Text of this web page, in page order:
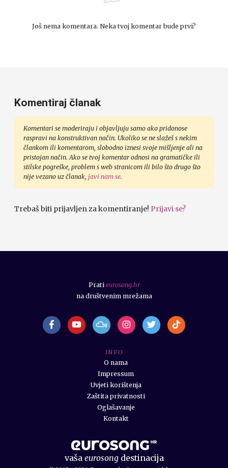
Još nema komentara. Neka tvoj komentar bude prvi?
Komentiraj članak
Komentari se moderiraju i objavljuju samo ako pridonose
raspravi na konstruktivan način. Ukoliko se ne slažeš s nekim
člankom ili komentarom, slobodno iznesi svoje mišljenje ali na
pristojan način. Ako se tvoj komentar odnosi na gramatičke ili
stilske pogreške, problem s web stranicom ili bilo što drugo što
nije vezano uz članak, javi nam se.
Trebaš biti prijavljen za komentiranje! Prijavi se?
vaša eurosongdestinacija
I N F O
O nama
Impressum
Uvjeti korištenja
Zaštita privatnosti
Oglašavanje
Kontakt
Prati eurosong.hr
na društvenim mrežama